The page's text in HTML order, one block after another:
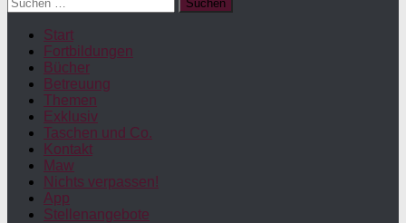
nach:
Start
Fortbildungen
Bücher
Betreuung
Themen
Exklusiv
Taschen und Co.
Kontakt
Maw
Nichts verpassen!
App
Stellenangebote